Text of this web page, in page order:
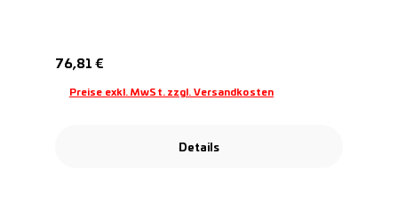
Regulärer Preis:
76,81 €
Preise exkl. MwSt. zzgl. Versandkosten
Details